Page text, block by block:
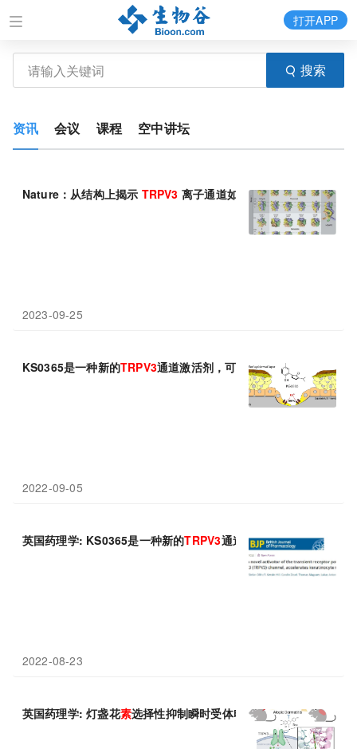
搜索
打开APP
资讯 会议 课程 空中讲坛
Nature：从结构上揭示 TRPV3 离子通道如何形成五聚体结构
2023-09-25
KS0365是一种新的TRPV3通道激活剂，可加速角质形成细胞迁移
2022-09-05
英国药理学: KS0365是一种新的TRPV3通道激活剂，可加速角质
2022-08-23
英国药理学: 灯盏花素选择性抑制瞬时受体电位香草素3减轻特应性